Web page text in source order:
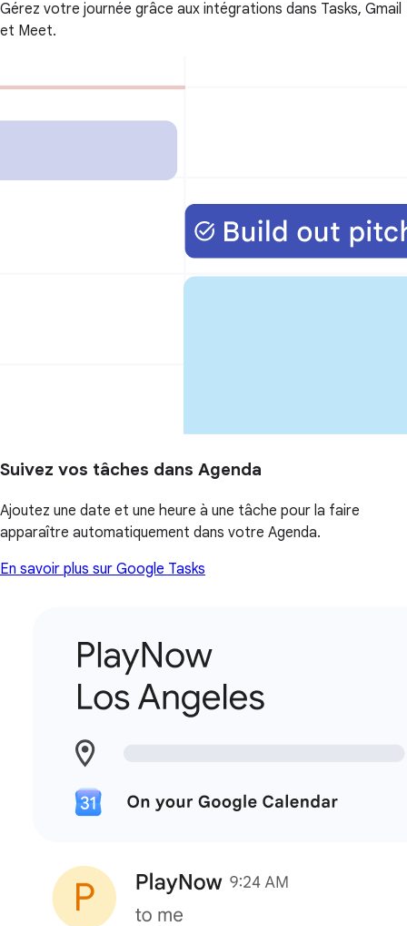
Gérez votre journée grâce aux intégrations dans Tasks, Gmail
et Meet.
Suivez vos tâches dans Agenda
Ajoutez une date et une heure à une tâche pour la faire
apparaître automatiquement dans votre Agenda.
En savoir plus sur Google Tasks